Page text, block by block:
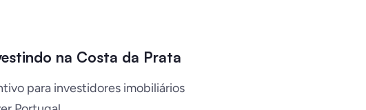
na Costa da Prata
para investidores imobiliários